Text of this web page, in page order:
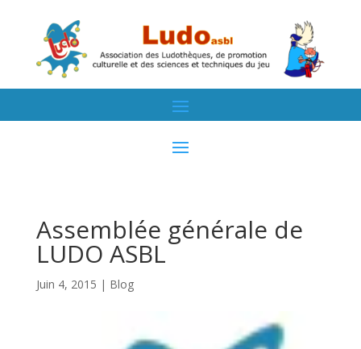
Assemblée générale de
LUDO ASBL
Juin 4, 2015 | Blog